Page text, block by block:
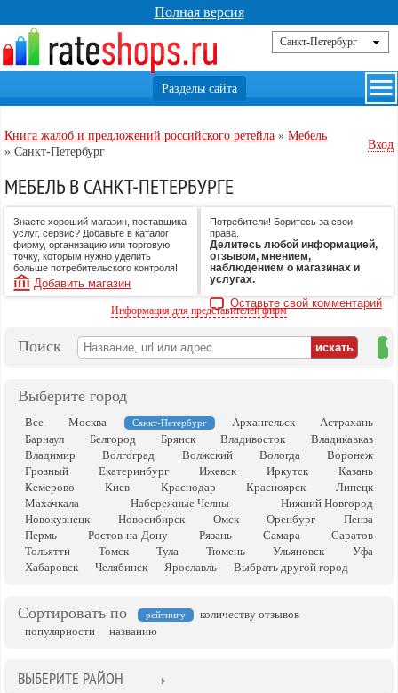
Полная версия
Книга жалоб и предложений российского ретейла »Мебель
»Санкт-Петербург
Вход
МЕБЕЛЬ В САНКТ-ПЕТЕРБУРГЕ
Знаете хороший магазин, поставщика
услуг, сервис? Добавьте в каталог
фирму, организацию или торговую
точку, которым нужно уделить
больше потребительского контроля!
Добавить магазин
Потребители! Боритесь за свои
права.
Делитесь любой информацией,
отзывом, мнением,
наблюдением о магазинах и
услугах.
Оставьте свой комментарий
Информация для представителей фирм
Поиск
на
Выберите город
Все Москва Санкт-Петербург Архангельск
Астрахань
Барнаул
Белгород Брянск Владивосток
Владикавказ
Владимир
Волгоград Волжский Вологда
Воронеж
Грозный
Екатеринбург Ижевск Иркутск
Казань
Кемерово
Киев Краснодар Красноярск
Липецк
Махачкала
Набережные Челны
Нижний Новгород
Новокузнецк
Новосибирск Омск Оренбург
Пенза
Пермь
Ростов-на-Дону Рязань Самара
Саратов
Тольятти
Томск Тула Тюмень Ульяновск
Уфа
Хабаровск
Челябинск Ярославль Выбрать другой город
Сортировать по рейтингу
количеству отзывов
популярности
названию
ВЫБЕРИТЕ РАЙОН